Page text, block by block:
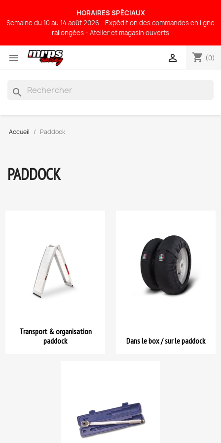
HORAIRES SPÉCIAUX
Semaine du 10 au 14 août 2026 - Expédition des commandes en ligne
rallongées - Atelier et magasin ouverts
 shopping_cart (0)

search
Accueil Paddock
PADDOCK
Transport & organisation
paddock
Dans le box / sur le paddock